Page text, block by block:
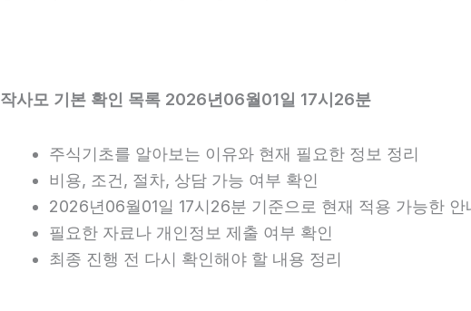
작사모 기본 확인 목록 2026년06월01일 17시26분
주식기초를 알아보는 이유와 현재 필요한 정보 정리
비용, 조건, 절차, 상담 가능 여부 확인
2026년06월01일 17시26분 기준으로 현재 적용 가능한 안
필요한 자료나 개인정보 제출 여부 확인
최종 진행 전 다시 확인해야 할 내용 정리